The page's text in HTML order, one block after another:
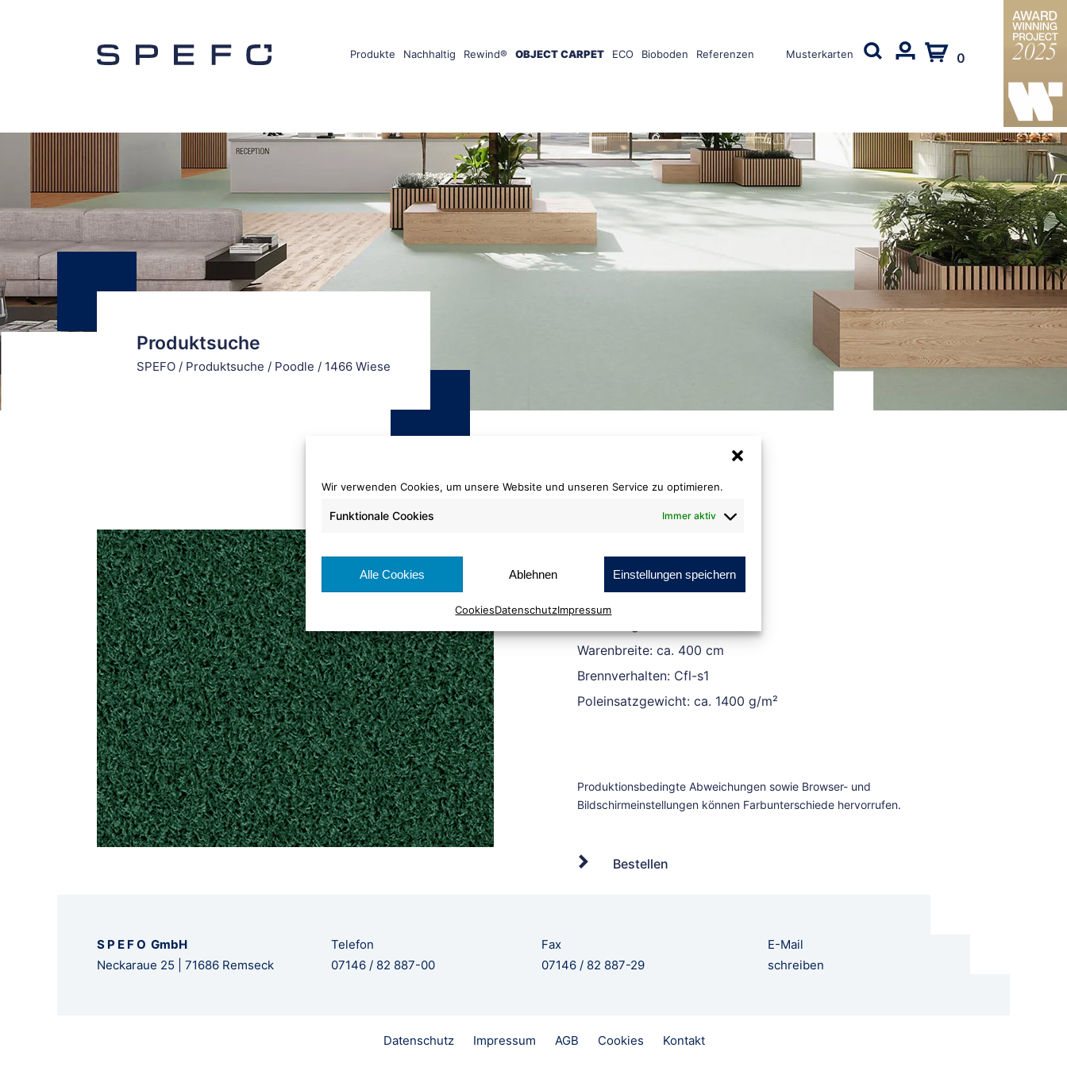
Wir verwenden Cookies, um unsere Website und unseren Service zu optimieren.
Funktionale Cookies Immer aktiv
Alle Cookies Ablehnen Einstellungen speichern
CookiesDatenschutzImpressum
Produkte Nachhaltig Rewind® OBJECT CARPET ECO Bioboden Referenzen Musterkarten 0
Produktsuche
SPEFO / Produktsuche / Poodle / 1466 Wiese
1466 Wiese
Warenbreite: ca. 400 cm
Brennverhalten: Cfl-s1
Poleinsatzgewicht: ca. 1400 g/m²
Bestellen
S P E F O GmbH
Neckaraue 25 | 71686 Remseck
Telefon
07146 / 82 887-00
Fax
07146 / 82 887-29
E-Mail
schreiben
Datenschutz Impressum AGB Cookies Kontakt